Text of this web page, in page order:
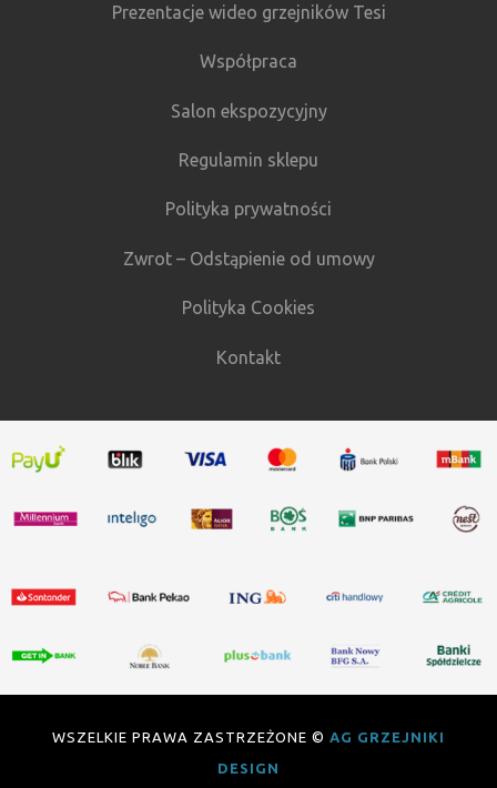
Prezentacje wideo grzejników Tesi
Współpraca
Salon ekspozycyjny
Regulamin sklepu
Polityka prywatności
Zwrot – Odstąpienie od umowy
Polityka Cookies
Kontakt
WSZELKIE PRAWA ZASTRZEŻONE © AG GRZEJNIKI
DESIGN